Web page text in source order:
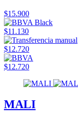
$15.900
$11.130
$12.720
$12.720
MALI